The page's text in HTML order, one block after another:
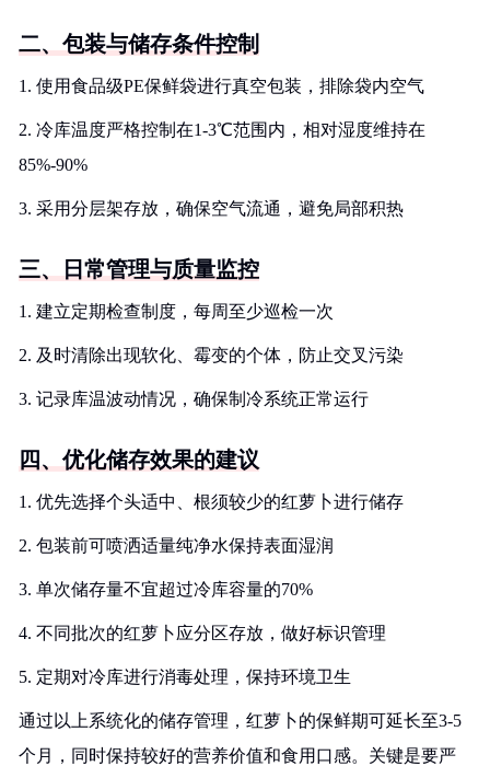
二、包装与储存条件控制
1. 使用食品级PE保鲜袋进行真空包装，排除袋内空气
2. 冷库温度严格控制在1-3℃范围内，相对湿度维持在
85%-90%
3. 采用分层架存放，确保空气流通，避免局部积热
三、日常管理与质量监控
1. 建立定期检查制度，每周至少巡检一次
2. 及时清除出现软化、霉变的个体，防止交叉污染
3. 记录库温波动情况，确保制冷系统正常运行
四、优化储存效果的建议
1. 优先选择个头适中、根须较少的红萝卜进行储存
2. 包装前可喷洒适量纯净水保持表面湿润
3. 单次储存量不宜超过冷库容量的70%
4. 不同批次的红萝卜应分区存放，做好标识管理
5. 定期对冷库进行消毒处理，保持环境卫生
通过以上系统化的储存管理，红萝卜的保鲜期可延长至3-5
个月，同时保持较好的营养价值和食用口感。关键是要严